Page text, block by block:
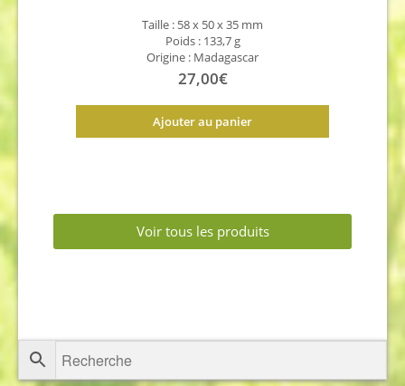
Taille : 58 x 50 x 35 mm
Poids : 133,7 g
Origine : Madagascar
27,00€
Ajouter au panier
Voir tous les produits